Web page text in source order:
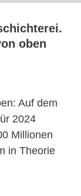
oben
Auf dem
2024
Millionen
in Theorie